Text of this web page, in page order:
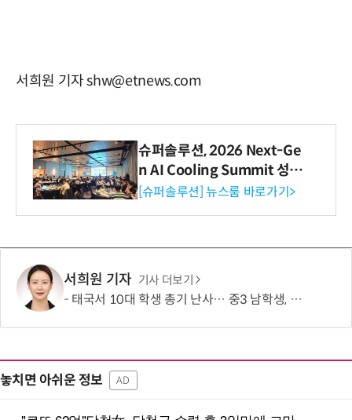
서희원 기자 shw@etnews.com
슈퍼솔루션, 2026 Next-Ge
n AI Cooling Summit 성황
리 성료
[슈퍼솔루션] 뉴스룸 바로가기>
서희원 기자 기사 더보기
태국서 10대 학생 총기 난사… 중3 남학생, 조부모·교사 등 8명 살해
놓치면 아쉬운 정보 AD